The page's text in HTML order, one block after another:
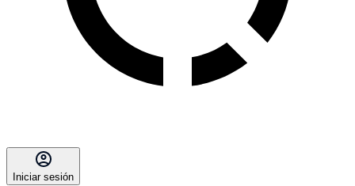
Iniciar sesión